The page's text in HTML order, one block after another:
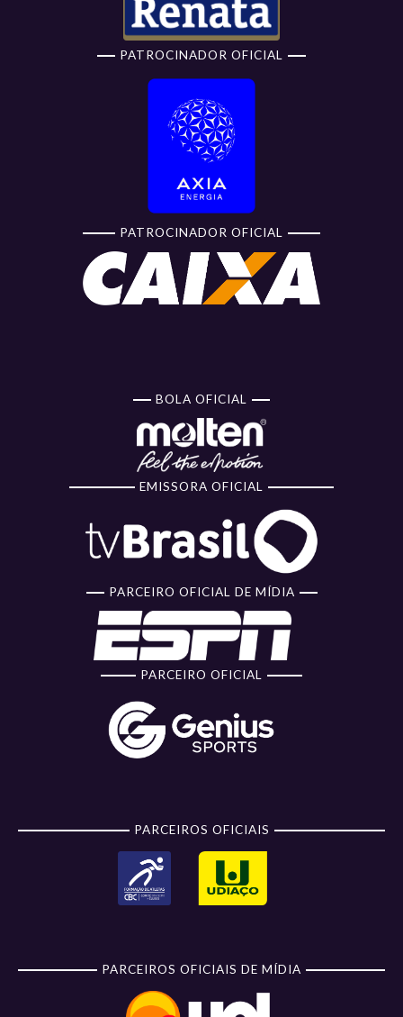
PATROCINADOR OFICIAL
PATROCINADOR OFICIAL
BOLA OFICIAL
EMISSORA OFICIAL
PARCEIRO OFICIAL DE MÍDIA
PARCEIRO OFICIAL
PARCEIROS OFICIAIS
PARCEIROS OFICIAIS DE MÍDIA